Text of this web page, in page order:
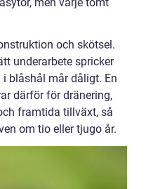
och skötsel.
underarbete spricker
blåshål mår dåligt. En
därför för dränering,
framtida tillväxt, så
om tio eller tjugo år.